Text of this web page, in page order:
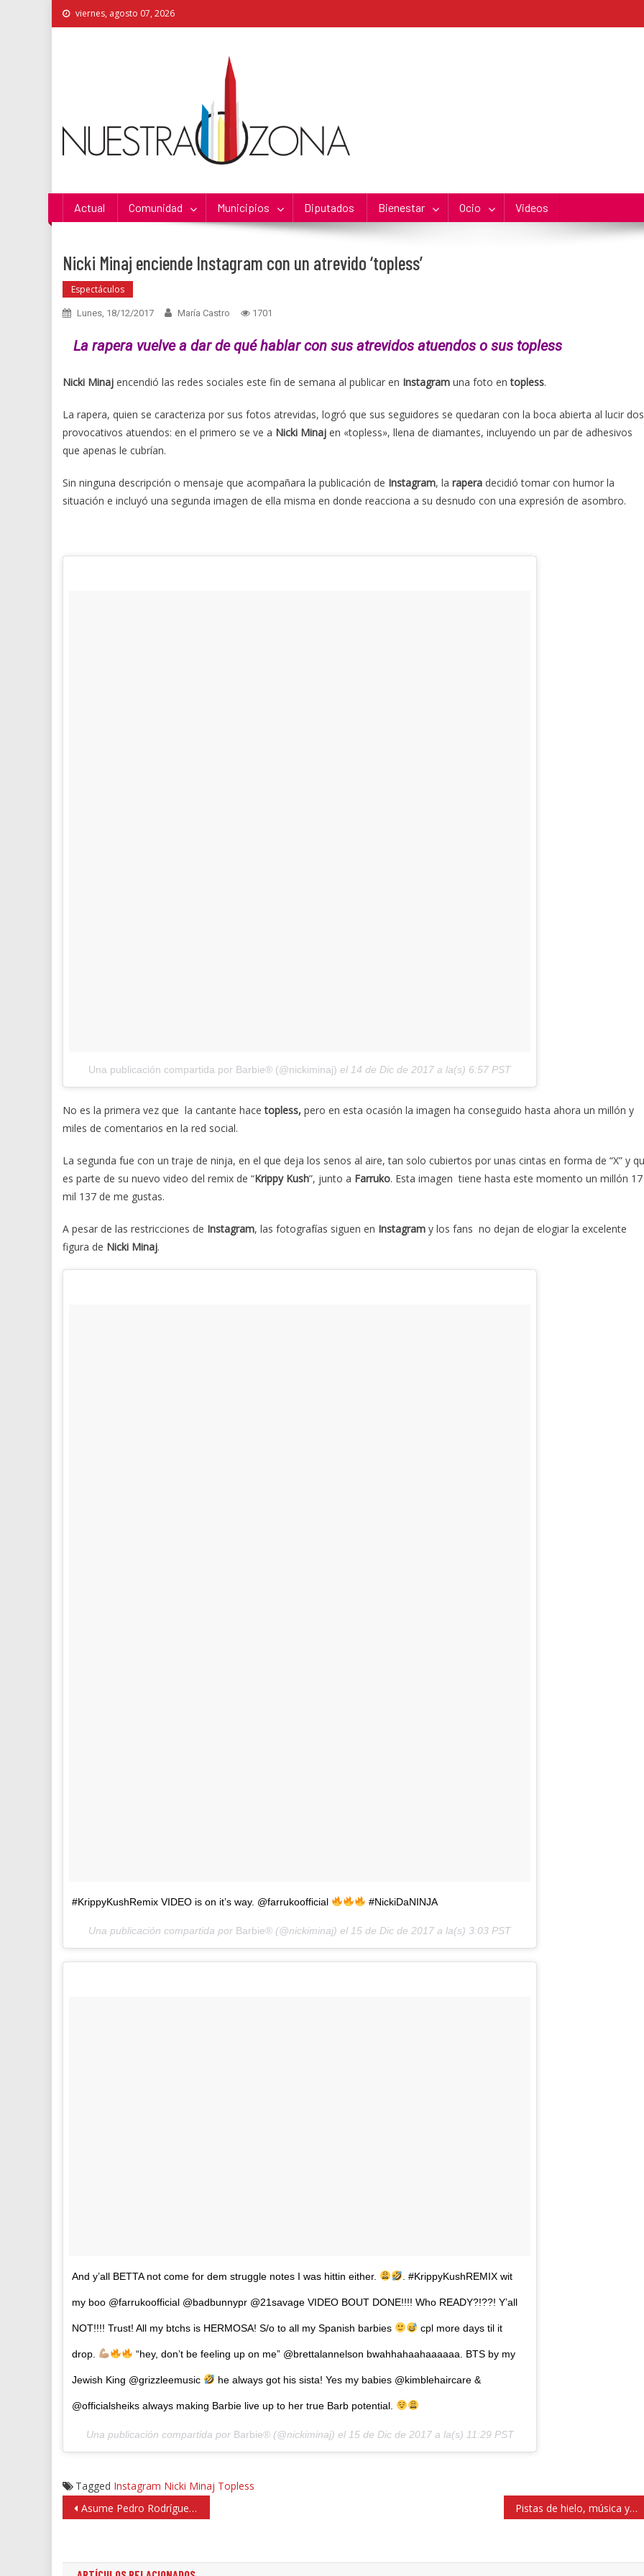
Skip
to
viernes, agosto 07, 2026
Actual Comunidad Municipios Diputados Bienestar Ocio Videos
Nicki Minaj enciende Instagram con un atrevido ‘topless’
Espectáculos
Lunes, 18/12/2017 María Castro 1701
La rapera vuelve a dar de qué hablar con sus atrevidos atuendos o sus topless
Nicki Minaj encendió las redes sociales este fin de semana al publicar en Instagram una foto entopless.
La rapera, quien se caracteriza por sus fotos atrevidas, logró que sus seguidores se quedaran con la boca abierta al lucir dos
provocativos atuendos: en el primero se ve a Nicki Minaj en «topless», llena de diamantes, incluyendo un par de adhesivos
que apenas le cubrían.
Sin ninguna descripción o mensaje que acompañara la publicación de Instagram, la rapera decidió tomar con humor la
situación e incluyó una segunda imagen de ella misma en donde reacciona a su desnudo con una expresión de asombro.
Una publicación compartida por Barbie® (@nickiminaj) el 14 de Dic de 2017 a la(s) 6:57 PST
No es la primera vez que la cantante hacetopless, pero en esta ocasión la imagen ha conseguido hasta ahora un millón y
miles de comentarios en la red social.
La segunda fue con un traje de ninja, en el que deja los senos al aire, tan solo cubiertos por unas cintas en forma de “X” y
es parte de su nuevo video del remix de “Krippy Kush”, junto a Farruko. Esta imagen tiene hasta este momento un millón 17
mil 137 de me gustas.
A pesar de las restricciones de Instagram, las fotografías siguen en Instagram y los fans no dejan de elogiar la excelente
figura de Nicki Minaj.
#KrippyKushRemix VIDEO is on it’s way. @farrukoofficial #NickiDaNINJA
Una publicación compartida por Barbie® (@nickiminaj) el 15 de Dic de 2017 a la(s) 3:03 PST
And y’all BETTA not come for dem struggle notes I was hittin either. . #KrippyKushREMIX wit
my boo @farrukoofficial @badbunnypr @21savage VIDEO BOUT DONE!!!! Who READY?!??! Y’all
NOT!!!! Trust! All my btchs is HERMOSA! S/o to all my Spanish barbies cpl more days til it
drop. “hey, don’t be feeling up on me” @brettalannelson bwahhahaahaaaaaa. BTS by my
Jewish King @grizzleemusic he always got his sista! Yes my babies @kimblehaircare &
@officialsheiks always making Barbie live up to her true Barb potential.
Una publicación compartida por Barbie®(@nickiminaj) el 15 de Dic de 2017 a la(s) 11:29 PST
Tagged Instagram Nicki Minaj Topless
Navegación
de
Asume Pedro Rodríguez coordinación de agrupación +FP Pistas de hielo, música y mucho más por las fiestas decembrinas